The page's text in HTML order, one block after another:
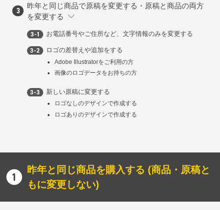
昨年と同じ商品で原稿を変更する・原稿と商品の両方
を変更する
お電話番号やご住所など、文字情報のみを変更する
ロゴの差替えや追加をする
Adobe Illustratorをご利用の方
画像のロゴデータをお持ちの方
新しい原稿に変更する
ロゴなしのデザインで作成する
ロゴありのデザインで作成する
昨年と同じ商品を購入する (商品・原稿と
もに変更しない)